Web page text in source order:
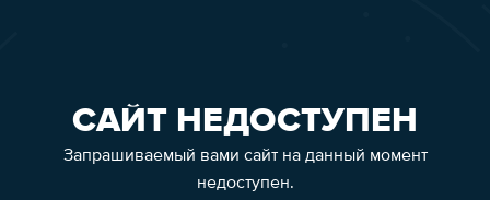
САЙТ НЕДОСТУПЕН
Запрашиваемый вами сайт на данный момент
недоступен.